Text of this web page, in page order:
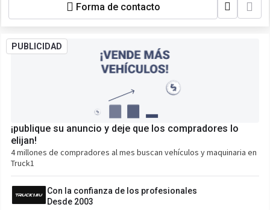
Forma de contacto
PUBLICIDAD
¡publique su anuncio y deje que los compradores lo
elijan!
4 millones de compradores al mes buscan vehículos y maquinaria en
Truck1
Con la confianza de los profesionales
Desde 2003